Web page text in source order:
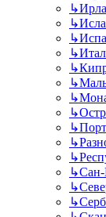
↳
↳
↳
↳
↳
↳
↳
↳
↳
↳
↳
↳
↳
↳